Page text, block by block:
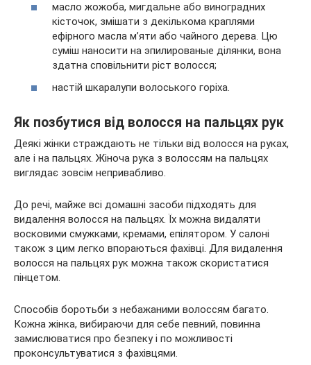
масло жожоба, мигдальне або виноградних
кісточок, змішати з декількома краплями
ефірного масла м’яти або чайного дерева. Цю
суміш наносити на эпилированые ділянки, вона
здатна сповільнити ріст волосся;
настій шкаралупи волоського горіха.
Як позбутися від волосся на пальцях рук
Деякі жінки страждають не тільки від волосся на руках,
але і на пальцях. Жіноча рука з волоссям на пальцях
виглядає зовсім непривабливо.
До речі, майже всі домашні засоби підходять для
видалення волосся на пальцях. Їх можна видаляти
восковими смужками, кремами, епілятором. У салоні
також з цим легко впораються фахівці. Для видалення
волосся на пальцях рук можна також скористатися
пінцетом.
Способів боротьби з небажаними волоссям багато.
Кожна жінка, вибираючи для себе певний, повинна
замислюватися про безпеку і по можливості
проконсультуватися з фахівцями.